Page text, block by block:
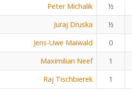
Peter Michalik ½
Juraj Druska ½
Jens-Uwe Maiwald 0
Maximilian Neef 1
Raj Tischbierek 1